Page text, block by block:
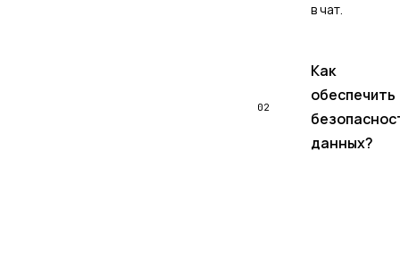
в чат.
02
Как
обеспечить
данных?